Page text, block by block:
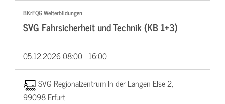
BKrFQG Weiterbildungen
SVG Fahrsicherheit und Technik (KB 1+3)
05.12.202608:00 - 16:00
SVG Regionalzentrum In der Langen Else 2,
99098 Erfurt